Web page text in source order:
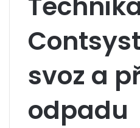
svoz a
odpadu